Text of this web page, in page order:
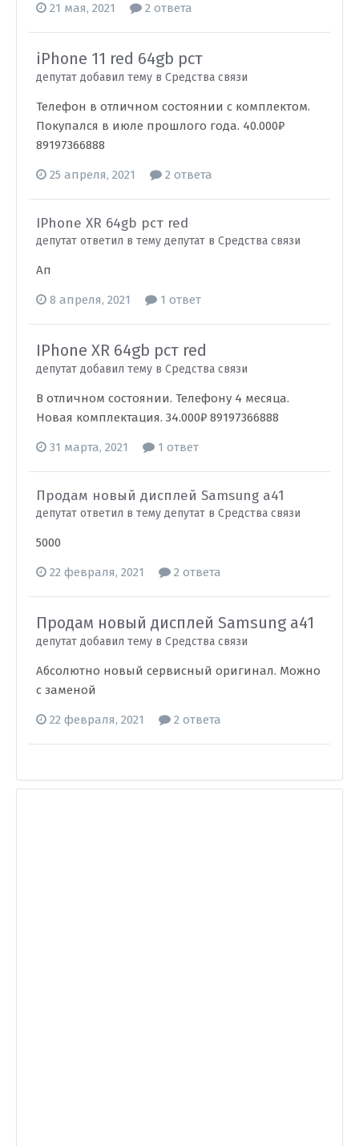
21 мая, 2021 2 ответа
iPhone 11 red 64gb рст
депутат добавил тему в Средства связи
Телефон в отличном состоянии с комплектом.
Покупался в июле прошлого года. 40.000₽
89197366888
25 апреля, 2021 2 ответа
IPhone XR 64gb рст red
депутат ответил в тему депутат в Средства связи
Ап
8 апреля, 2021 1 ответ
IPhone XR 64gb рст red
депутат добавил тему в Средства связи
В отличном состоянии. Телефону 4 месяца.
Новая комплектация. 34.000₽ 89197366888
31 марта, 2021 1 ответ
Продам новый дисплей Samsung a41
депутат ответил в тему депутат в Средства связи
5000
22 февраля, 2021 2 ответа
Продам новый дисплей Samsung a41
депутат добавил тему в Средства связи
Абсолютно новый сервисный оригинал. Можно
с заменой
22 февраля, 2021 2 ответа